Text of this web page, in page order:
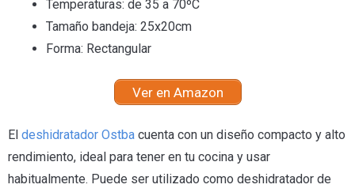
Temperaturas: de 35 a 70ºC
Tamaño bandeja: 25x20cm
Forma: Rectangular
Ver en Amazon
El deshidratador Ostba cuenta con un diseño compacto y alto
rendimiento, ideal para tener en tu cocina y usar
habitualmente. Puede ser utilizado como deshidratador de